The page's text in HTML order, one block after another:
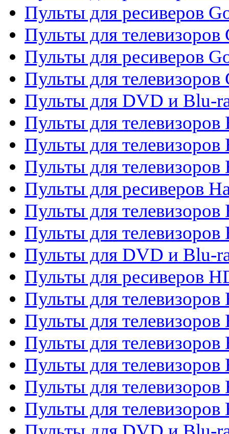
Пульты для ресиверов
Пульты для телевизоров
Пульты для ресиверов
Пульты для телевизоров
Пульты для DVD и Blu-
Пульты для телевизоров
Пульты для телевизоров
Пульты для
Пульты для ресиверов
Пульты для телевизоров
Пульты для телевизоров
Пульты для DVD и Blu-
Пульты для ресиверов
Пульты для
Пульты для телевизоров
Пульты для телевизоров
Пульты для телевизоров
Пульты для телевизоров
Пульты для телевизоров